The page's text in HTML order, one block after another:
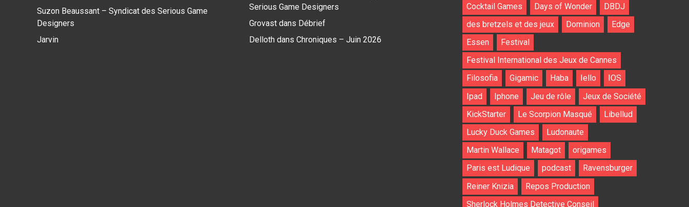
Suzon Beaussant – Syndicat des Serious Game
Designers
Jarvin
Serious Game Designers
Grovast dans Débrief
Delloth dans Chroniques – Juin 2026
Cocktail Games
Days of Wonder
DBDJ
des bretzels et des jeux
Dominion
Edge
Essen
Festival
Festival International des Jeux de Cannes
Filosofia
Gigamic Haba Iello
IOS
Ipad
Iphone Jeu de rôle
Jeux de Société
KickStarter
Le Scorpion Masqué
Libellud
Lucky Duck Games
Ludonaute
Martin Wallace
Matagot
origames
Paris est Ludique
podcast
Ravensburger
Reiner Knizia
Repos Production
Sherlock Holmes Detective Conseil